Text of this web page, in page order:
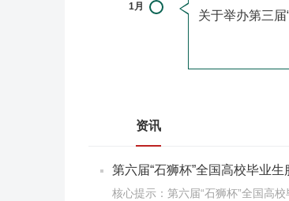
1月
资讯
第六届“石狮杯”全国高校毕业
核心提示：第六届“石狮杯”全国高